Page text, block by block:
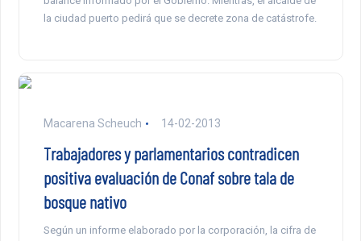
la ciudad puerto pedirá que se decrete zona de catástrofe.
Macarena Scheuch 14-02-2013
Trabajadores y parlamentarios contradicen
positiva evaluación de Conaf sobre tala de
bosque nativo
Según un informe elaborado por la corporación, la cifra de